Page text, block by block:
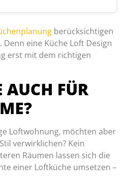
berücksichtigen
eine Küche Loft Design
erst mit dem richtigen
AUCH FÜR
Loftwohnung, möchten aber
verwirklichen? Kein
Räumen lassen sich die
einer Loftküche umsetzen –